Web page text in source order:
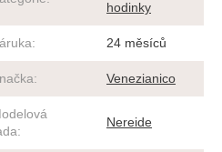
hodinky
: 24 měsíců
: Venezianico
:
Nereide